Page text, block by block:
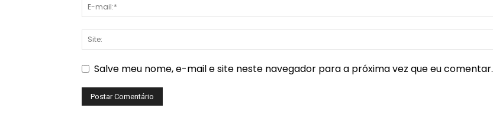
Salve meu nome, e-mail e site neste navegador para a próxima vez que eu comentar.